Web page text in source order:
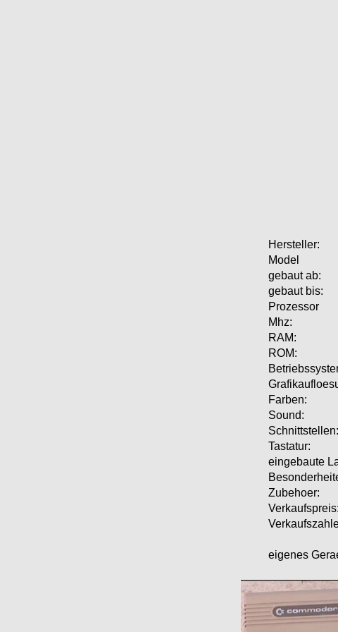
Hersteller:
Model
gebaut ab:
gebaut bis:
Prozessor
Mhz:
RAM:
ROM:
Farben:
Sound:
Schnittstellen:
Tastatur:
eingebaute
Zubehoer:
Verkaufspreis:
eigenes